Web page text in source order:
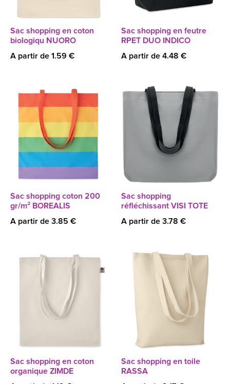
Sac shopping en coton
biologiqu NUORO
A partir de 1.59 €
Sac shopping en feutre
RPET DUO INDICO
A partir de 4.48 €
Sac shopping coton 200
gr/m² BOREALIS
A partir de 3.85 €
Sac shopping
réfléchissant VISI TOTE
A partir de 3.78 €
Sac shopping en coton
organique ZIMDE
Sac shopping en toile
RASSA